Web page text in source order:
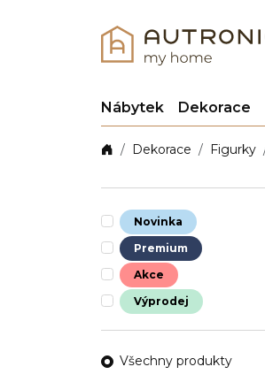
Nábytek Dekorace
Dekorace Figurky
Novinka
Premium
Akce
Výprodej
Všechny produkty